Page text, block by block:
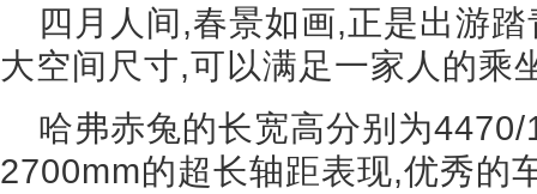
四月人间,春景如画,正是出游
大空间尺寸,可以满足一家人的乘
哈弗赤兔的长宽高分别为
2700mm的超长轴距表现,优秀的